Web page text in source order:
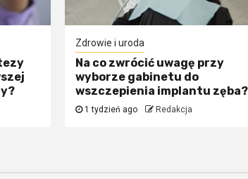
Zdrowie i uroda
Na co zwrócić uwagę przy
wyborze gabinetu do
wszczepienia implantu zęba?
1 tydzień ago Redakcja